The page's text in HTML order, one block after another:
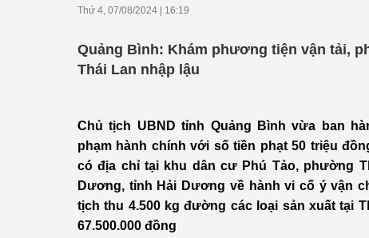
Cơ cấu tổ chức
mại, Dịch vụ Việt Nam
Hoạt động của Bộ
Công Thương - Công
Chuyển đổi số
Thứ 4, 07/08/2024 16:19
Quảng Bình: Khám phương tiện vận tải,
Thái Lan nhập lậu
Chủ tịch UBND tỉnh Quảng Bình vừa ban
phạm hành chính với số tiền phạt 50 triệu
có địa chỉ tại khu dân cư Phú Tảo, phường
Dương, tỉnh Hải Dương về hành vi cố ý vận
tịch thu 4.500 kg đường các loại sản xuất tại
67.500.000 đồng